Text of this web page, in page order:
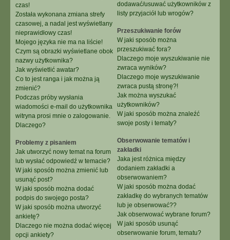
czas!
Została wykonana zmiana strefy
czasowej, a nadal jest wyświetlany
nieprawidłowy czas!
Mojego języka nie ma na liście!
Czym są obrazki wyświetlane obok
nazwy użytkownika?
Jak wyświetlić awatar?
Co to jest ranga i jak można ją
zmienić?
Podczas próby wysłania
wiadomości e-mail do użytkownika
witryna prosi mnie o zalogowanie.
Dlaczego?
Problemy z pisaniem
Jak utworzyć nowy temat na forum
lub wysłać odpowiedź w temacie?
W jaki sposób można zmienić lub
usunąć post?
W jaki sposób można dodać
podpis do swojego posta?
W jaki sposób można utworzyć
ankietę?
Dlaczego nie można dodać więcej
opcji ankiety?
dodawać/usuwać użytkowników z
listy przyjaciół lub wrogów?
Przeszukiwanie forów
W jaki sposób można
przeszukiwać fora?
Dlaczego moje wyszukiwanie nie
zwraca wyników?
Dlaczego moje wyszukiwanie
zwraca pustą stronę?!
Jak można wyszukać
użytkowników?
W jaki sposób można znaleźć
swoje posty i tematy?
Obserwowanie tematów i
zakładki
Jaka jest różnica między
dodaniem zakładki a
obserwowaniem?
W jaki sposób można dodać
zakładkę do wybranych tematów
lub je obserwować??
Jak obserwować wybrane forum?
W jaki sposób usunąć
obserwowanie forum, tematu?